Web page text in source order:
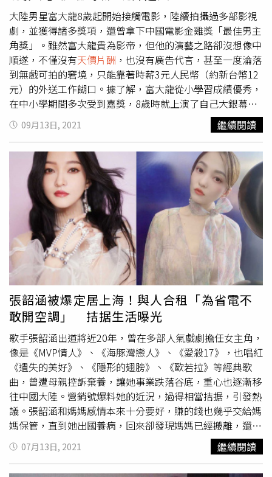
大陸男星富大龍8歲起開始接觸電影，陸續拍攝過多部影視
劇，並獲得諸多獎項，還曾拿下中國電影金雞獎「最佳男主
角獎」。雖然富大龍貴為影帝，但他的演藝之路卻沒想像中
順遂，不僅沒有天價片酬 ，也沒有廣告代言，甚至一度淪落
到無戲可拍的窘境，只能靠著時薪3元人民幣（約新台幣12
元）的外送工作餬口。據了解，富大龍從小學習成績優秀，
在中小學期間多次受到嘉獎，8歲時就上演了自己大銀幕處
女作《中彩》，其後又在《少年彭德懷》出演彭德懷（少
年），該片獲得第六屆中國電影金雞獎「最佳兒童片獎」和
第二屆中國電影童牛獎「優秀故事片獎」，他本人則獲得第
二屆中國電影童牛獎「優秀表演獎」。演技獲得獎項肯定
後，富大龍成為炙手可熱的明日之星，不料他卻突然從銀光
幕前消失，據傳因為他很會挑劇本，推掉了多部片約，加上
生性低調，就連廣告代言都不太願意接，導致演藝事業陷入
低潮，長達3年無戲可拍；賦閒3年間，富大龍除了做過兼職
老師，還當過時薪只有人民幣3元的外送員。直到2006年，
富大龍主演電影《天狗》，一口氣拿下中國電影金雞獎最佳
男主角獎、華表獎優秀男演員獎、華語電影傳媒大獎最佳男
主角獎等3項大獎，從此戲約不斷，再也不用為了生計發
愁。感情方面，富大龍於2007年透過化妝師介紹認識了女
演員饒敏莉，2人隔年開始交往，最後在2010年初完婚。
09月13日, 2021 繼續閱讀
張韶涵被爆定居上海！與人合租「為省電不
敢開空調」 拮据生活曝光
歌手張韶涵出道將近20年，曾在多部人氣戲劇擔任女主角，
像是《MVP情人》、《海豚灣戀人》、《愛殺17》，也唱紅
《遺失的美好》、《隱形的翅膀》、《歐若拉》等經典歌
曲，曾遭母親控訴棄養，讓她事業跌落谷底，重心也逐漸移
往中國大陸。營銷號爆料她的近況，過得相當拮据，引發熱
議。張韶涵和媽媽感情本來十分要好，賺的錢也幾乎交給媽
媽保管，直到她出國養病，回來卻發現媽媽已經搬離，還帶
走全部積蓄，雙方關係降至冰點。不只如此，張韶涵還遭媽
媽控訴棄養、吸毒，雖然她拿出匯款明細和驗尿報告證明清
白，但是聲勢和人氣都受到影響，甚至被外界封為「不孝
07月13日, 2021 繼續閱讀